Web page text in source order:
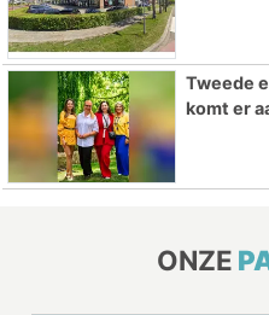
Tweede
komt er
ONZE